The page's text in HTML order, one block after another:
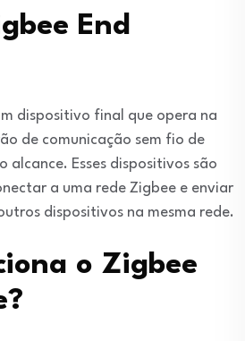
End
dispositivo final que opera na
de comunicação sem fio de
alcance. Esses dispositivos são
a uma rede Zigbee e enviar
dispositivos na mesma rede.
o Zigbee